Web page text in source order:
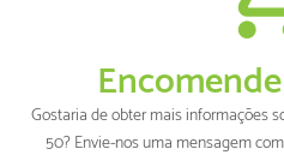
Gostaria de obter mais informações
50? Envie-nos uma mensagem